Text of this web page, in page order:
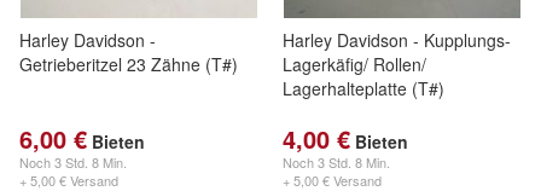
Harley Davidson -
Getrieberitzel 23 Zähne (T#)
6,00 € Bieten
Noch3 Std. 8 Min.
+ 5,00 € Versand
Harley Davidson - Kupplungs-
Lagerkäfig/ Rollen/
Lagerhalteplatte (T#)
4,00 € Bieten
Noch3 Std. 8 Min.
+ 5,00 € Versand